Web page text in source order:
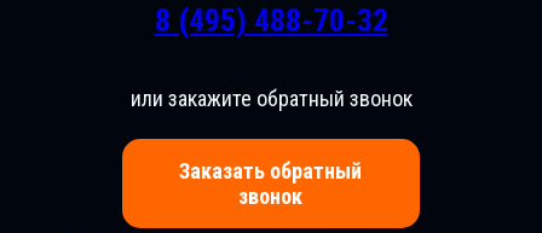
8 (495) 488-70-32
или закажите обратный звонок
Заказать обратный
звонок